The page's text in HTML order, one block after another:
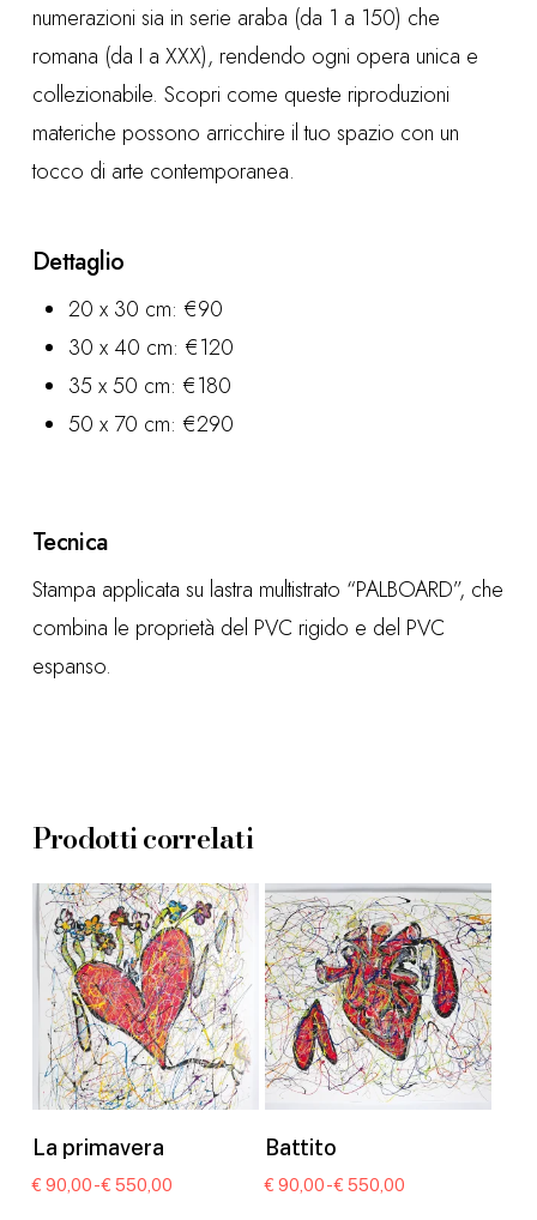
numerazioni sia in serie araba (da 1 a 150) che
romana (da I a XXX), rendendo ogni opera unica e
collezionabile. Scopri come queste riproduzioni
materiche possono arricchire il tuo spazio con un
tocco di arte contemporanea.
Dettaglio
20 x 30 cm: €90
30 x 40 cm: €120
35 x 50 cm: €180
50 x 70 cm: €290
Tecnica
Stampa applicata su lastra multistrato “PALBOARD”, che
combina le proprietà del PVC rigido e del PVC
espanso.
Prodotti correlati
Questo
prodotto
ha
più
La primavera
€ 90,00-€ 550,00Fascia
Battito
€ 90,00-€ 550,00